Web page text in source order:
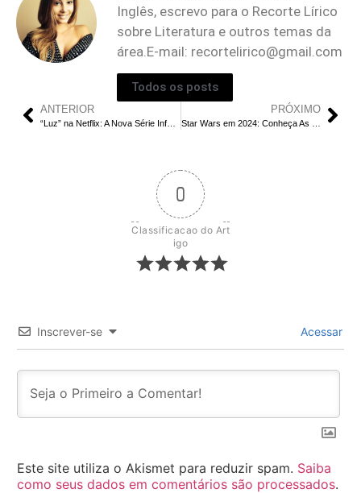
Inglês, escrevo para o Recorte Lírico
sobre Literatura e outros temas da
área.E-mail: recortelirico@gmail.com
Todos os posts
ANTERIOR PRÓXIMO
0
Classificacao do Art
igo
Inscrever-se Acessar
Este site utiliza o Akismet para reduzir spam. Saiba
como seus dados em comentários são processados.